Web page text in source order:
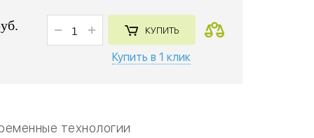
КУПИТЬ
Купить в 1 клик
технологии